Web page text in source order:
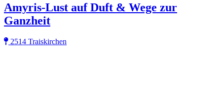
Amyris-Lust auf Duft & Wege zur
Ganzheit
2514 Traiskirchen